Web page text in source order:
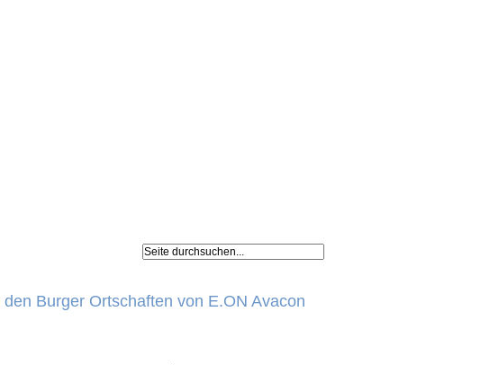
Burger Ortschaften von E.ON Avacon